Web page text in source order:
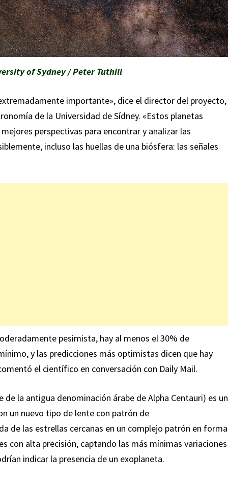
of Sydney / Peter Tuthill
importante», dice el director del proyecto,
de la Universidad de Sídney. «Estos planetas
perspectivas para encontrar y analizar las
incluso las huellas de una biósfera: las señales
pesimista, hay al menos el 30% de
y las predicciones más optimistas dicen que hay
el científico en conversación con Daily Mail.
la antigua denominación árabe de Alpha Centauri) es un
un nuevo tipo de lente con patrón de
de las estrellas cercanas en un complejo patrón en forma
con alta precisión, captando las más mínimas variaciones
indicar la presencia de un exoplaneta.